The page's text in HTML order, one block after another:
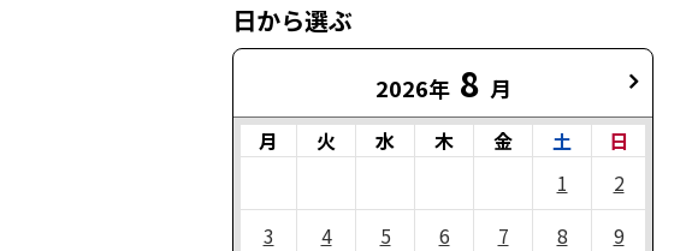
日から選ぶ
2026年 8 月
月 火 水 木 金 土
日
1
2
3
4 5 6 7 8
9